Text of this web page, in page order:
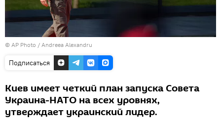
© AP Photo / Andreea Alexandru
Подписаться
Киев имеет четкий план запуска Совета
Украина-НАТО на всех уровнях,
утверждает украинский лидер.